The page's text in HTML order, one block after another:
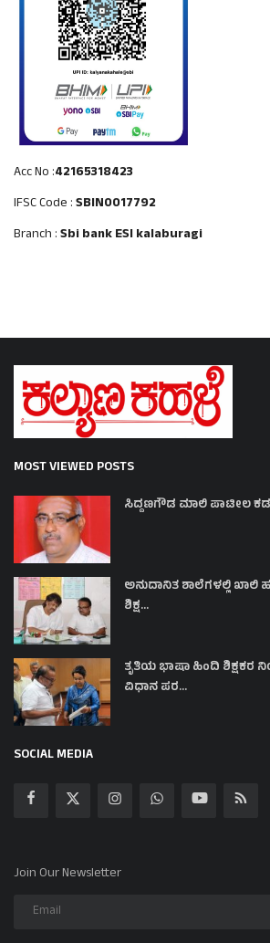
Acc No :42165318423
IFSC Code :SBIN0017792
Branch :Sbi bank ESI kalaburagi
MOST VIEWED POSTS
ಸಿದ್ದಣಗೌಡ ಮಾಲಿ ಪಾಟೀಲ
ಅನುದಾನಿತ ಶಾಲೆಗಳಲ್ಲಿ ಖಾಲಿ
ಶಿಕ್ಷ...
ತೃತಿಯ ಭಾಷಾ ಹಿಂದಿ ಶಿಕ್ಷಕರ
ವಿಧಾನ ಪರ...
SOCIAL MEDIA
Join Our Newsletter